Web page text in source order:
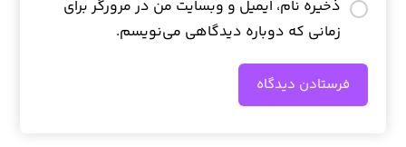
ذخیره نام، ایمیل و وبسایت من در مرورگر برای
زمانی که دوباره دیدگاهی می‌نویسم.
فرستادن دیدگاه